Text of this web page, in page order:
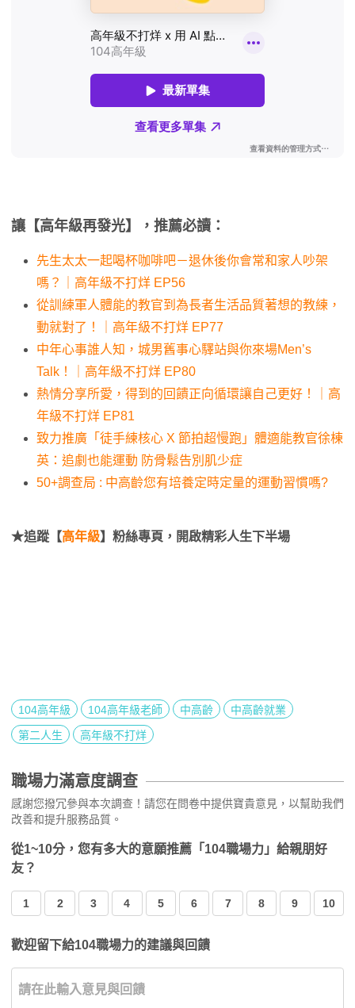
讓【高年級再發光】，推薦必讀：
先生太太一起喝杯咖啡吧－退休後你會常和家人吵架
嗎？｜高年級不打烊 EP56
從訓練軍人體能的教官到為長者生活品質著想的教練，
動就對了！｜高年級不打烊 EP77
中年心事誰人知，城男舊事心驛站與你來場Men’s
Talk！｜高年級不打烊 EP80
熱情分享所愛，得到的回饋正向循環讓自己更好！｜高
年級不打烊 EP81
致力推廣「徒手練核心 X 節拍超慢跑」體適能教官徐棟
英：追劇也能運動 防骨鬆告別肌少症
50+調查局 : 中高齡您有培養定時定量的運動習慣嗎?
★追蹤【高年級】粉絲專頁，開啟精彩人生下半場
104高年級 104高年級老師 中高齡
中高齡就業
第二人生
高年級不打烊
職場力滿意度調查
感謝您撥冗參與本次調查！請您在問卷中提供寶貴意見，以幫助我們
改善和提升服務品質。
從1~10分，您有多大的意願推薦「104職場力」給親朋好
友？
1 2 3 4 5 6 7 8 9 10
歡迎留下給104職場力的建議與回饋